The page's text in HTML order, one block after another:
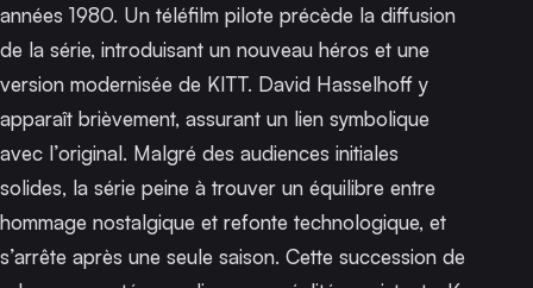
années 1980. Un téléfilm pilote précède la diffusion
de la série, introduisant un nouveau héros et une
version modernisée de KITT. David Hasselhoff y
apparaît brièvement, assurant un lien symbolique
avec l’original. Malgré des audiences initiales
solides, la série peine à trouver un équilibre entre
hommage nostalgique et refonte technologique, et
s’arrête après une seule saison. Cette succession de